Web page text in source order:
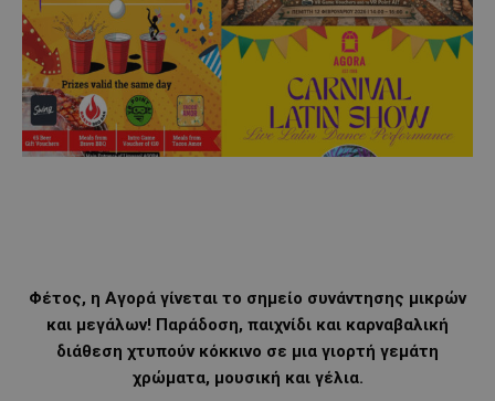
Φέτος, η Αγορά γίνεται το σημείο συνάντησης μικρών
και μεγάλων! Παράδοση, παιχνίδι και καρναβαλική
διάθεση χτυπούν κόκκινο σε μια γιορτή γεμάτη
χρώματα, μουσική και γέλια.